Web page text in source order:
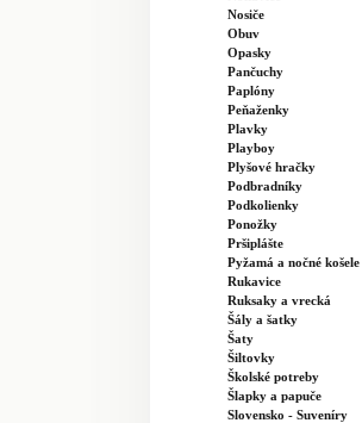
Nosiče
Obuv
Opasky
Pančuchy
Paplóny
Peňaženky
Plavky
Playboy
Plyšové hračky
Podbradníky
Podkolienky
Ponožky
Pršiplášte
Pyžamá a nočné košele
Rukavice
Ruksaky a vrecká
Šály a šatky
Šaty
Šiltovky
Školské potreby
Šlapky a papuče
Slovensko - Suveníry